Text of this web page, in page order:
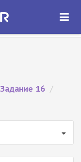
ОТКРЫТЬ
Задание 16 /